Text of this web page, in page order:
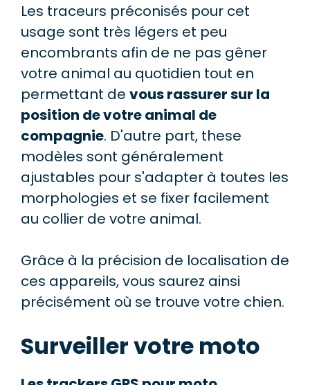
Les traceurs préconisés pour cet
usage sont très légers et peu
encombrants afin de ne pas gêner
votre animal au quotidien tout en
permettant de vous rassurer sur la
position de votre animal de
compagnie. D'autre part, these
modèles sont généralement
ajustables pour s'adapter à toutes les
morphologies et se fixer facilement
au collier de votre animal.
Grâce à la précision de localisation de
ces appareils, vous saurez ainsi
précisément où se trouve votre chien.
Surveiller votre moto